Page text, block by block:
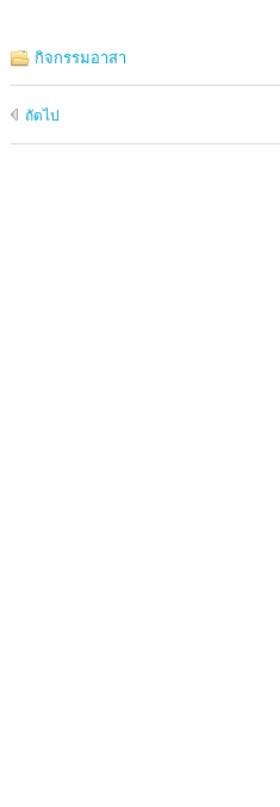
กิจกรรมอาสา
ถัดไป